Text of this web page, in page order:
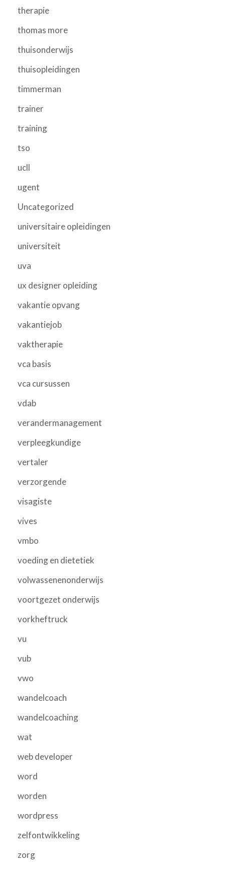
therapie
thomas more
thuisonderwijs
thuisopleidingen
timmerman
trainer
training
tso
ucll
ugent
Uncategorized
universitaire opleidingen
universiteit
uva
ux designer opleiding
vakantie opvang
vakantiejob
vaktherapie
vca basis
vca cursussen
vdab
verandermanagement
verpleegkundige
vertaler
verzorgende
visagiste
vives
vmbo
voeding en dietetiek
volwassenenonderwijs
voortgezet onderwijs
vorkheftruck
vu
vub
vwo
wandelcoach
wandelcoaching
wat
web developer
word
worden
wordpress
zelfontwikkeling
zorg